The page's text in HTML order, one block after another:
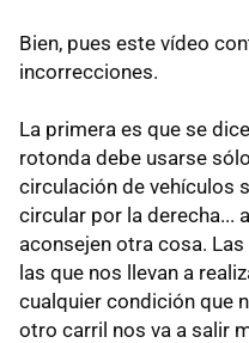
Bien, pues este vídeo
incorrecciones.
La primera es que se
rotonda debe usarse
circulación de vehículos
circular por la derecha...
aconsejen otra cosa.
las que nos llevan a
cualquier condición que
otro carril nos va a salir